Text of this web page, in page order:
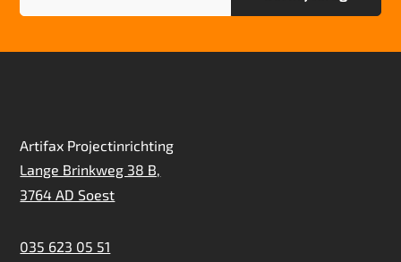
Artifax Projectinrichting
Lange Brinkweg 38 B,
3764 AD Soest
035 623 05 51